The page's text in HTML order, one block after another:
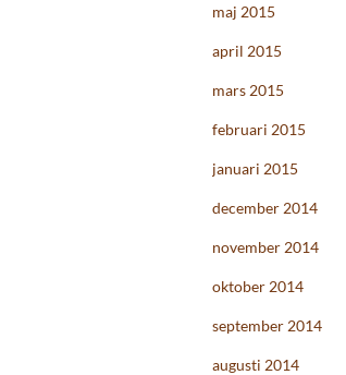
maj 2015
april 2015
mars 2015
februari 2015
januari 2015
december 2014
november 2014
oktober 2014
september 2014
augusti 2014